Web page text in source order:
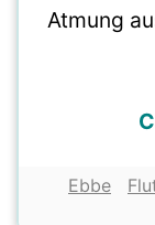
Atmung
Ebbe